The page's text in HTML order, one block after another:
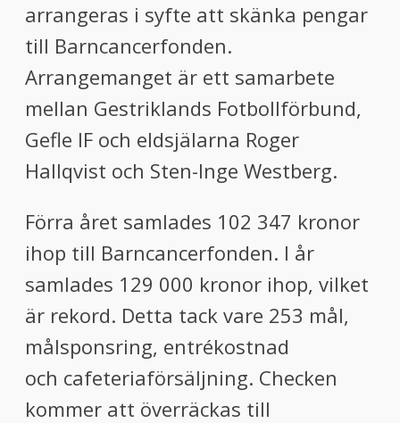
arrangeras i syfte att skänka pengar
till Barncancerfonden.
Arrangemanget är ett samarbete
mellan Gestriklands Fotbollförbund,
Gefle IF och eldsjälarna Roger
Hallqvist och Sten-Inge Westberg.
Förra året samlades 102 347 kronor
ihop till Barncancerfonden. I år
samlades 129 000 kronor ihop, vilket
är rekord. Detta tack vare 253 mål,
målsponsring, entrékostnad
och cafeteriaförsäljning. Checken
kommer att överräckas till